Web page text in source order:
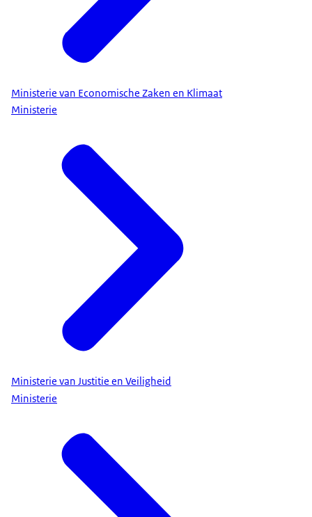
Ministerie van Economische Zaken en Klimaat
Ministerie
Ministerie van Justitie en Veiligheid
Ministerie